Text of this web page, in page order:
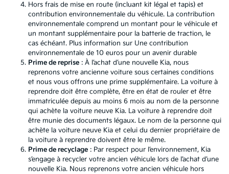
Hors frais de mise en route (incluant kit légal et tapis) et
contribution environnementale du véhicule. La contribution
environnementale comprend un montant pour le véhicule et
un montant supplémentaire pour la batterie de traction, le
cas échéant. Plus information sur Une contribution
environnementale de 10 euros pour un avenir durable
Prime de reprise : À l’achat d’une nouvelle Kia, nous
reprenons votre ancienne voiture sous certaines conditions
et nous vous offrons une prime supplémentaire. La voiture à
reprendre doit être complète, être en état de rouler et être
immatriculée depuis au moins 6 mois au nom de la personne
qui achète la voiture neuve Kia. La voiture à reprendre doit
être munie des documents légaux. Le nom de la personne qui
achète la voiture neuve Kia et celui du dernier propriétaire de
la voiture à reprendre doivent être le même.
Prime de recyclage : Par respect pour l’environnement, Kia
s’engage à recycler votre ancien véhicule lors de l’achat d’une
nouvelle Kia. Nous reprenons votre ancien véhicule hors